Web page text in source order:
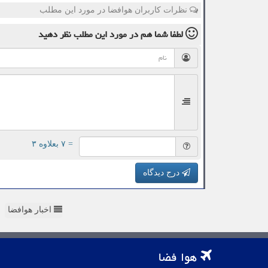
نظرات کاربران هوافضا در مورد این مطلب
لطفا شما همدر مورد این مطلبنظر دهید
= ۷ بعلاوه ۳
درج دیدگاه
اخبار هوافضا
هوا فضا